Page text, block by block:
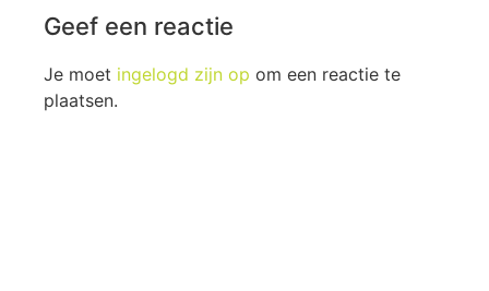
Geef een reactie
Je moet ingelogd zijn op om een reactie te
plaatsen.